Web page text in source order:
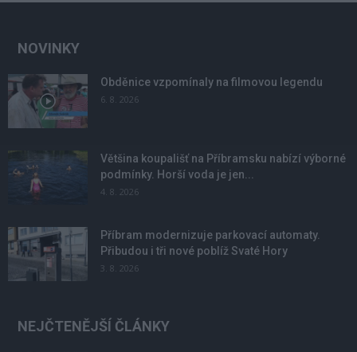
NOVINKY
Obděnice vzpomínaly na filmovou legendu
6. 8. 2026
Většina koupališť na Příbramsku nabízí výborné
podmínky. Horší voda je jen...
4. 8. 2026
Příbram modernizuje parkovací automaty.
Přibudou i tři nové poblíž Svaté Hory
3. 8. 2026
NEJČTENĚJŠÍ ČLÁNKY